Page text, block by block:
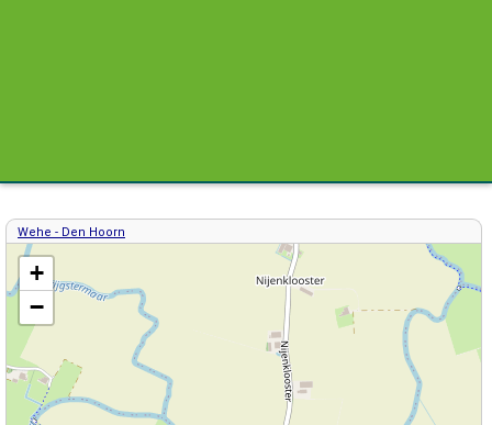
Wehe - Den Hoorn
Kaart / Plattegrond Wehe-den Hoorn centrum
+
−